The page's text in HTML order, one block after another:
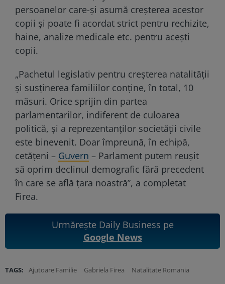
persoanelor care-și asumă creșterea acestor
copii și poate fi acordat strict pentru rechizite,
haine, analize medicale etc. pentru acești
copii.
„Pachetul legislativ pentru creşterea natalităţii
şi susţinerea familiilor conţine, în total, 10
măsuri. Orice sprijin din partea
parlamentarilor, indiferent de culoarea
politică, şi a reprezentanţilor societăţii civile
este binevenit. Doar împreună, în echipă,
cetăţeni – Guvern – Parlament putem reuşit
să oprim declinul demografic fără precedent
în care se află ţara noastră”, a completat
Firea.
Urmărește Daily Business pe
Google News
TAGS: Ajutoare Familie Gabriela Firea Natalitate Romania